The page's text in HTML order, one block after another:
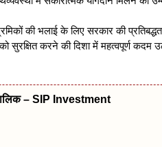
की भलाई के लिए सरकार की प्रतिबद्धता
सुरक्षित करने की दिशा में महत्वपूर्ण कदम
– SIP Investment